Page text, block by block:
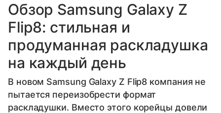
Обзор Samsung Galaxy Z
Flip8: стильная и
продуманная раскладушка
на каждый день
В новом Samsung Galaxy Z Flip8 компания не
пытается переизобрести формат
раскладушки. Вместо этого корейцы довели